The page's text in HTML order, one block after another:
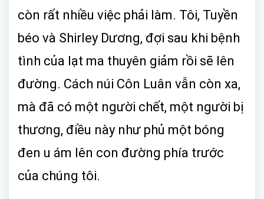
còn rất nhiều việc phải làm. Tôi, Tuyền
béo và Shirley Dương, đợi sau khi bệnh
tình của lạt ma thuyên giảm rồi sẽ lên
đường. Cách núi Côn Luân vẫn còn xa,
mà đã có một người chết, một người bị
thương, điều này như phủ một bóng
đen u ám lên con đường phía trước
của chúng tôi.